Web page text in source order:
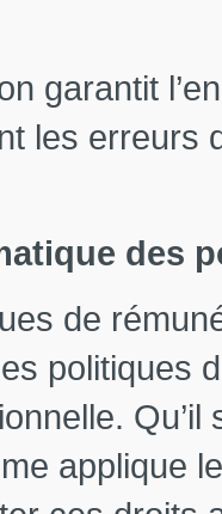
garantit
les erreurs
des
de
politiques
applique